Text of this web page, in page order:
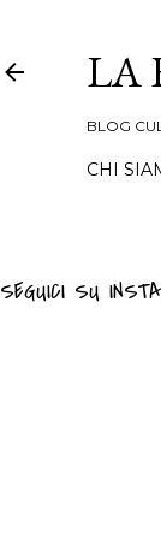
LA
BLOG
CHI
SEGUICI SU